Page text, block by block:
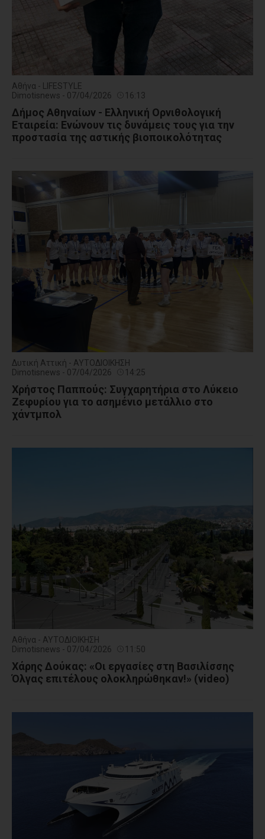
Αθήνα - LIFESTYLE
Dimotisnews - 07/04/2026
16:13
Δήμος Αθηναίων - Ελληνική Ορνιθολογική
Εταιρεία: Ενώνουν τις δυνάμεις τους για την
προστασία της αστικής βιοποικολότητας
Δυτική Αττική - ΑΥΤΟΔΙΟΙΚΗΣΗ
Dimotisnews - 07/04/2026
14:25
Χρήστος Παππούς: Συγχαρητήρια στο Λύκειο
Ζεφυρίου για το ασημένιο μετάλλιο στο
χάντμπολ
Αθήνα - ΑΥΤΟΔΙΟΙΚΗΣΗ
Dimotisnews - 07/04/2026
11:50
Χάρης Δούκας: «Οι εργασίες στη Βασιλίσσης
Όλγας επιτέλους ολοκληρώθηκαν!» (video)